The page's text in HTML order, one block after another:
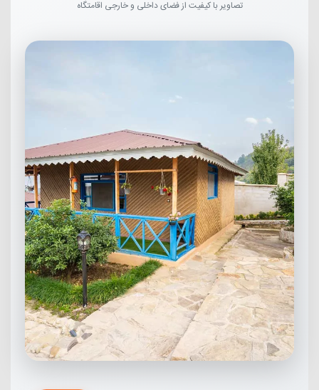
تصاویر با کیفیت از فضای داخلی و خارجی اقامتگاه